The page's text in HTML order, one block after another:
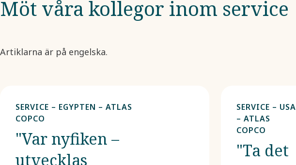
Möt våra kollegor inom service
Artiklarna är på engelska.
SERVICE – EGYPTEN – ATLAS
COPCO
"Var nyfiken –
utvecklas
SERVICE – USA
– ATLAS
COPCO
"Ta det